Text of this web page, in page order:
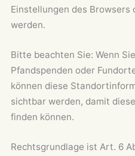
Einstellungen des
werden.
Bitte beachten Sie: Wenn
Pfandspenden oder
können diese
sichtbar werden, damit
finden können.
Rechtsgrundlage ist Art. 6